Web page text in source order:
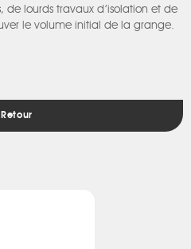
de lourds travaux d’isolation et de
le volume initial de la grange.
l’intérieur et l’extérieur est alors
créé afin de rendre la pièce
en lien avec la cuisine. Au sud,
parents, on y pénètre de part et
on y trouve un dressing et
Retour